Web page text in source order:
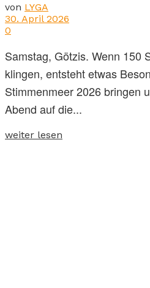
von LYGA
30. April 2026
0
Samstag, Götzis. Wenn 150
klingen, entsteht etwas
Stimmenmeer 2026 bringen
Abend auf die...
weiter lesen